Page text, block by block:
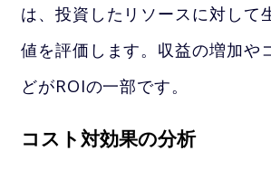
は、投資したリソースに対して
値を評価します。収益の増加や
どがROIの一部です。
コスト対効果の分析